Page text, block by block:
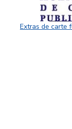
Extras de carte